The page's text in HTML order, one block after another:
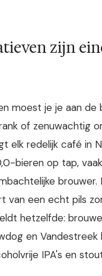
zijn
moest je je aan de
of zenuwachtig
elk redelijk café in
bieren op tap,
brouwer.
van een echt pils
hetzelfde:
en Vandestreek
IPA's en